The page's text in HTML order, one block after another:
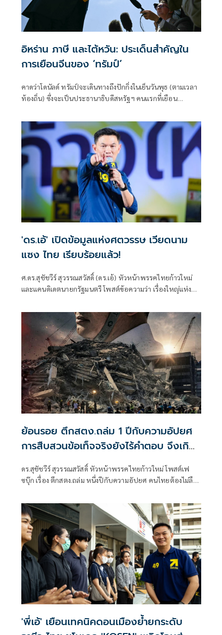
อิหร่าน ภาษี และไต้หวัน: ประเด็นสำคัญใน
การเยือนจีนของ ‘ทรัมป์’
คาดว่าโดนัลด์ ทรัมป์จะเดินทางถึงปักกิ่งในเย็นวันพุธ (ตามเวลา
ท้องถิ่น) ซึ่งจะเป็นประธานาธิบดีสหรัฐฯ คนแรกที่เยือน
ประเทศเย็นชาลงนับตั้งแต่การเยือนจีนครั้งล่าสุดของทรัมป์ในปี
2017 สาเหตุส่วนหนึ่งมาจากนโยบายภาษีที่เข้มงวดของทรัมป์
และข้อตกลงนิวเคลียร์อิหร่าน อันเป็นหัวข้อหลักในการหารือ
ระหว่างเขากับประธานาธิบดีสี จิ้นผิงของจีน ซึ่งจะดำเนินไป
จนถึงวันศุกร์
'ดร.เอ้' เปิดข้อมูลแห่งศตวรรษ เวียดนาม
แซง ไทย เรียบร้อยแล้ว!
ศ.ดร.สุชัชวีร์ สุวรรณสวัสดิ์ (ดร.เอ้) หัวหน้าพรรคไทยก้าวใหม่
และแคนดิเดตนายกรัฐมนตรี โพสต์ข้อความว่า เรื่องใหญ่แห่ง
ย้อนรอย ตึกสตง.ถล่ม 1 ปีกับความอัปยศ
การสืบสวนข้อเท็จจริงยังไร้คำตอบ จึงเกิด
ดร.สุชัชวีร์ สุวรรณสวัสดิ์ หัวหน้าพรรคไทยก้าวใหม่ โพสต์เฟ
ซบุ๊ก เรื่อง ตึกสตง.ถล่ม หนึ่งปีกับความอัปยศ คนไทยต้องไม่ลืม"
'พี่เอ้' เยือนเทคนิคดอนเมืองย้ำยกระดับ